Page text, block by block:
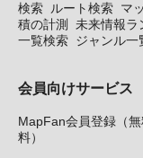
検索 ルート検索 マ
積の計測
未来情報ラ
一覧検索 ジャンル一
会員向けサービス
MapFan会員登録（無
料）